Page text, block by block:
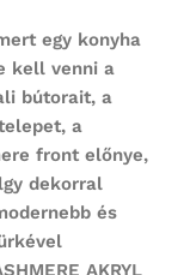
egy konyha
kell venni a
bútorait, a
a
front előnye,
dekorral
és
AKRYL